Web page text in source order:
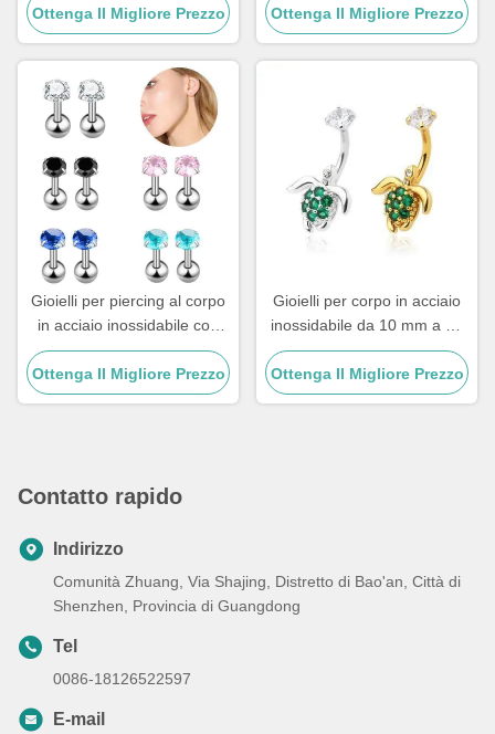
1.2mm
Ottenga Il Migliore Prezzo
8mm per donna
Ottenga Il Migliore Prezzo
Gioielli per piercing al corpo
in acciaio inossidabile con
borchie, piercing all'orecchio
da 8 mm con cristallo
Ottenga Il Migliore Prezzo
Gioielli per corpo in acciaio
inossidabile da 10 mm a 12
mm Gioielli per piercing per
polpetto da strass
Ottenga Il Migliore Prezzo
Contatto rapido
Indirizzo
Comunità Zhuang, Via Shajing, Distretto di Bao'an, Città di
Shenzhen, Provincia di Guangdong
Tel
0086-18126522597
E-mail